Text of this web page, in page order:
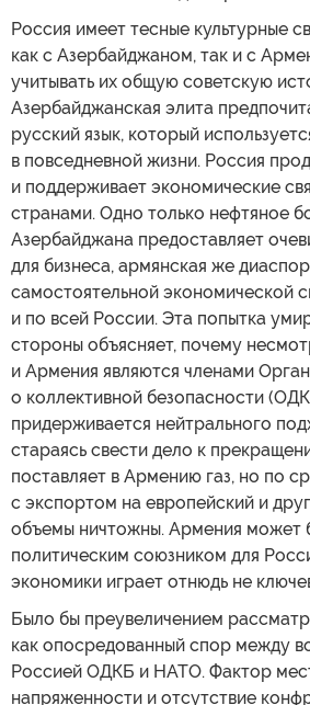
Россия имеет тесные культурные
как с Азербайджаном, так и с
учитывать их общую советскую
Азербайджанская элита
русский язык, который
в повседневной жизни. Россия
и поддерживает экономические
странами. Одно только нефтяное
Азербайджана предоставляет
для бизнеса, армянская же
самостоятельной экономической
и по всей России. Эта попытка
стороны объясняет, почему
и Армения являются членами
о коллективной безопасности
придерживается нейтрального
стараясь свести дело к
поставляет в Армению газ, но по
с экспортом на европейский и
объемы ничтожны. Армения может
политическим союзником для
экономики играет отнюдь не
Было бы преувеличением
как опосредованный спор между
Россией ОДКБ и НАТО. Фактор
напряженности и отсутствие